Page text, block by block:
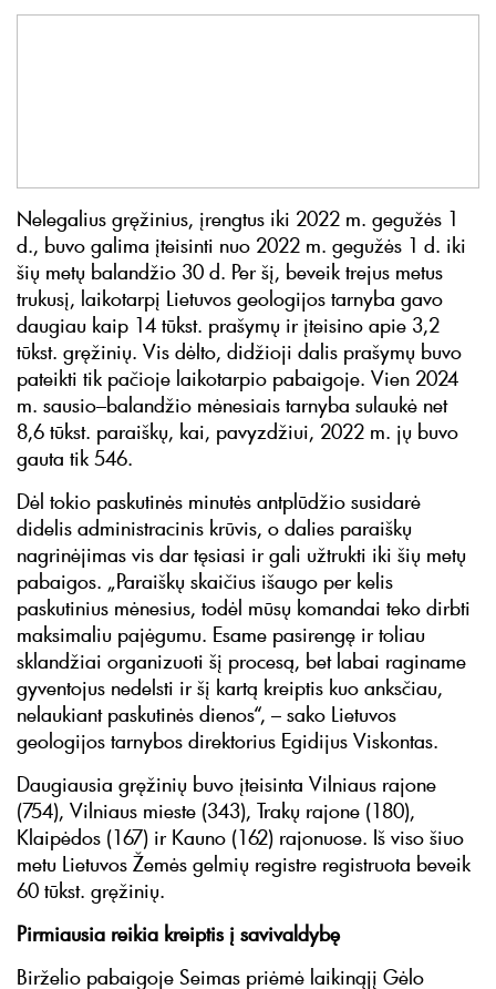
Nelegalius gręžinius, įrengtus iki 2022 m. gegužės 1
d., buvo galima įteisinti nuo 2022 m. gegužės 1 d. iki
šių metų balandžio 30 d. Per šį, beveik trejus metus
trukusį, laikotarpį Lietuvos geologijos tarnyba gavo
daugiau kaip 14 tūkst. prašymų ir įteisino apie 3,2
tūkst. gręžinių. Vis dėlto, didžioji dalis prašymų buvo
pateikti tik pačioje laikotarpio pabaigoje. Vien 2024
m. sausio–balandžio mėnesiais tarnyba sulaukė net
8,6 tūkst. paraiškų, kai, pavyzdžiui, 2022 m. jų buvo
gauta tik 546.
Dėl tokio paskutinės minutės antplūdžio susidarė
didelis administracinis krūvis, o dalies paraiškų
nagrinėjimas vis dar tęsiasi ir gali užtrukti iki šių metų
pabaigos. „Paraiškų skaičius išaugo per kelis
paskutinius mėnesius, todėl mūsų komandai teko dirbti
maksimaliu pajėgumu. Esame pasirengę ir toliau
sklandžiai organizuoti šį procesą, bet labai raginame
gyventojus nedelsti ir šį kartą kreiptis kuo anksčiau,
nelaukiant paskutinės dienos“, – sako Lietuvos
geologijos tarnybos direktorius Egidijus Viskontas.
Daugiausia gręžinių buvo įteisinta Vilniaus rajone
(754), Vilniaus mieste (343), Trakų rajone (180),
Klaipėdos (167) ir Kauno (162) rajonuose. Iš viso šiuo
metu Lietuvos Žemės gelmių registre registruota beveik
60 tūkst. gręžinių.
Pirmiausia reikia kreiptis į savivaldybę
Birželio pabaigoje Seimas priėmė laikinąjį Gėlo